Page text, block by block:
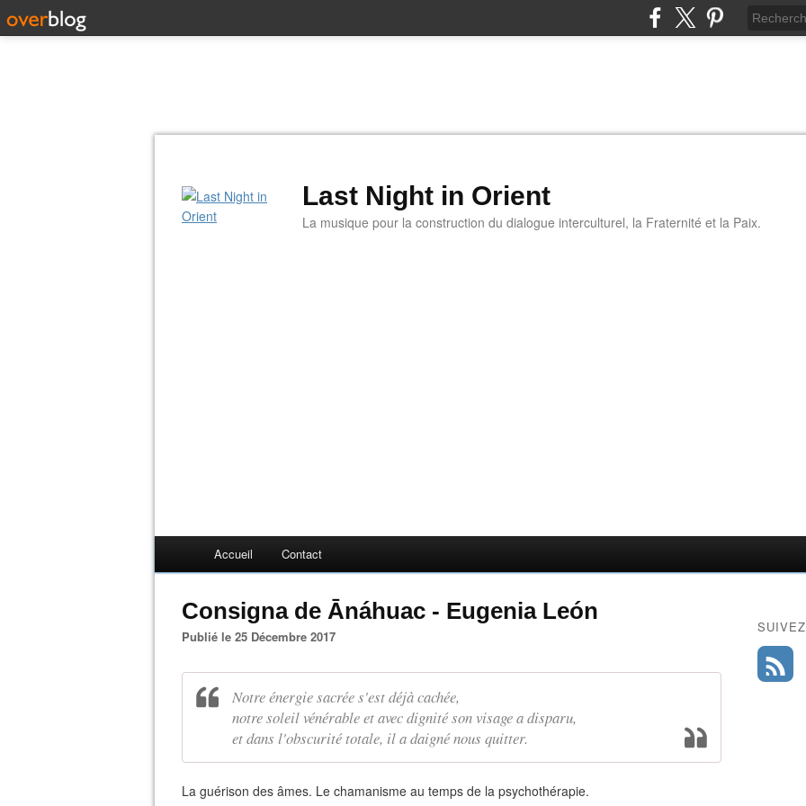
Last Night in Orient
La musique pour la construction du dialogue interculturel, la Fraternité et la Paix.
Accueil Contact
Consigna de Ānáhuac - Eugenia León
Publié le 25 Décembre 2017
Notre énergie sacrée s'est déjà cachée,
notre soleil vénérable et avec dignité son visage a disparu,
et dans l'obscurité totale, il a daigné nous quitter.
La guérison des âmes. Le chamanisme au temps de la psychothérapie.